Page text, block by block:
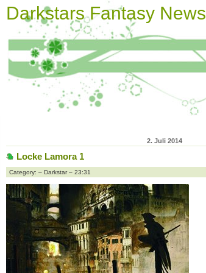
Darkstars Fantasy News
2. Juli 2014
Locke Lamora 1
Category: – Darkstar – 23:31